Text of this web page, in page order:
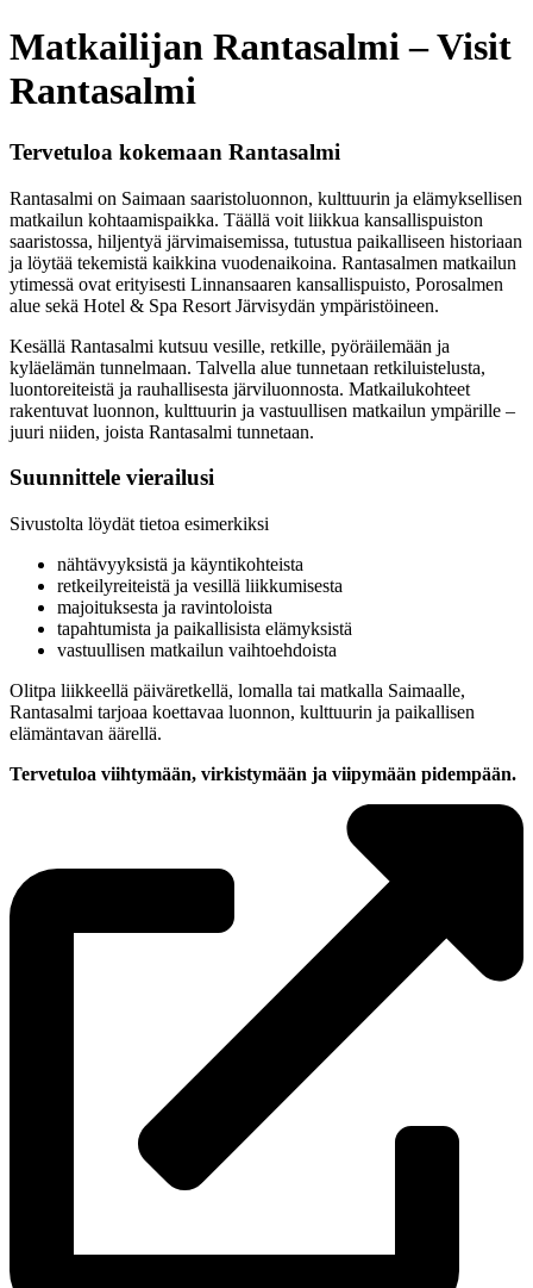
Matkailijan Rantasalmi – Visit
Rantasalmi
Tervetuloa kokemaan Rantasalmi
Rantasalmi on Saimaan saaristoluonnon, kulttuurin ja elämyksellisen
matkailun kohtaamispaikka. Täällä voit liikkua kansallispuiston
saaristossa, hiljentyä järvimaisemissa, tutustua paikalliseen historiaan
ja löytää tekemistä kaikkina vuodenaikoina. Rantasalmen matkailun
ytimessä ovat erityisesti Linnansaaren kansallispuisto, Porosalmen
alue sekä Hotel & Spa Resort Järvisydän ympäristöineen.
Kesällä Rantasalmi kutsuu vesille, retkille, pyöräilemään ja
kyläelämän tunnelmaan. Talvella alue tunnetaan retkiluistelusta,
luontoreiteistä ja rauhallisesta järviluonnosta. Matkailukohteet
rakentuvat luonnon, kulttuurin ja vastuullisen matkailun ympärille –
juuri niiden, joista Rantasalmi tunnetaan.
Suunnittele vierailusi
Sivustolta löydät tietoa esimerkiksi
nähtävyyksistä ja käyntikohteista
retkeilyreiteistä ja vesillä liikkumisesta
majoituksesta ja ravintoloista
tapahtumista ja paikallisista elämyksistä
vastuullisen matkailun vaihtoehdoista
Olitpa liikkeellä päiväretkellä, lomalla tai matkalla Saimaalle,
Rantasalmi tarjoaa koettavaa luonnon, kulttuurin ja paikallisen
elämäntavan äärellä.
Tervetuloa viihtymään, virkistymään ja viipymään pidempään.